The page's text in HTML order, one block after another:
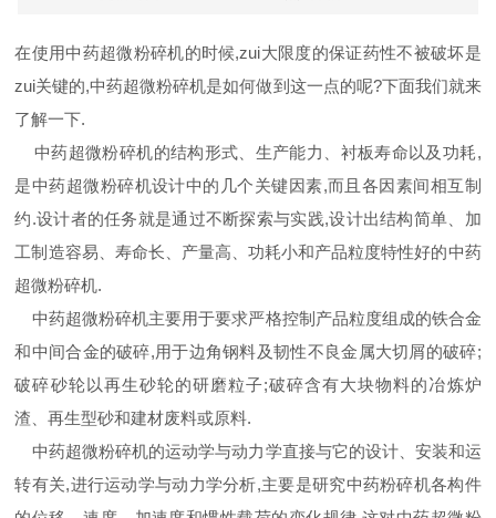
在使用中药超微粉碎机的时候,zui大限度的保证药性不被破坏是
zui关键的,中药超微粉碎机是如何做到这一点的呢?下面我们就来
了解一下.
中药超微粉碎机的结构形式、生产能力、衬板寿命以及功耗,
是中药超微粉碎机设计中的几个关键因素,而且各因素间相互制
约.设计者的任务就是通过不断探索与实践,设计出结构简单、加
工制造容易、寿命长、产量高、功耗小和产品粒度特性好的中药
超微粉碎机.
中药超微粉碎机主要用于要求严格控制产品粒度组成的铁合金
和中间合金的破碎,用于边角钢料及韧性不良金属大切屑的破碎;
破碎砂轮以再生砂轮的研磨粒子;破碎含有大块物料的冶炼炉
渣、再生型砂和建材废料或原料.
中药超微粉碎机的运动学与动力学直接与它的设计、安装和运
转有关,进行运动学与动力学分析,主要是研究中药粉碎机各构件